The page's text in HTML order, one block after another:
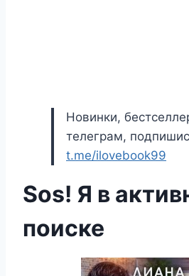
Новинки,
телеграм,
t.me/ilovebook99
Sos! Я в
поиске